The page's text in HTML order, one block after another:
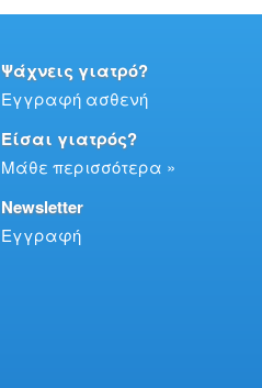
Ψάχνεις γιατρό?
Εγγραφή ασθενή
Είσαι γιατρός?
Μάθε περισσότερα »
Newsletter
Εγγραφή